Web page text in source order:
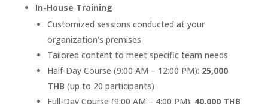
In-House Training
Customized sessions conducted at your
organization’s premises
Tailored content to meet specific team needs
Half-Day Course (9:00 AM – 12:00 PM): 25,000
THB (up to 20 participants)
Full-Day Course (9:00 AM – 4:00 PM): 40,000 THB